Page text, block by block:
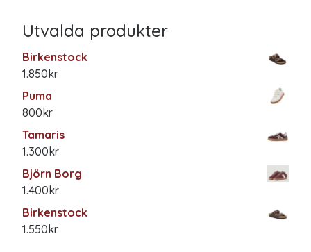
Utvalda produkter
Birkenstock
1.850kr
Puma
800kr
Tamaris
1.300kr
Björn Borg
1.400kr
Birkenstock
1.550kr